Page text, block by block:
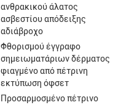
ανθρακικού άλατος
ασβεστίου απόδειξης
αδιάβροχο
Φθορισμού έγγραφο
σημειωματάριων δέρματος
φιαγμένο από πέτρινη
εκτύπωση όφσετ
Προσαρμοσμένο πέτρινο